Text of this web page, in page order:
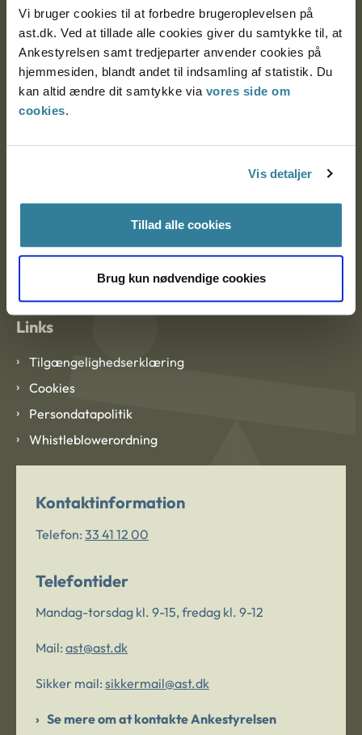
Vi bruger cookies til at forbedre brugeroplevelsen på
ast.dk. Ved at tillade alle cookies giver du samtykke til, at
Ankestyrelsen samt tredjeparter anvender cookies på
hjemmesiden, blandt andet til indsamling af statistik. Du
kan altid ændre dit samtykke via vores side om
cookies.
Vis detaljer
Tillad alle cookies
Brug kun nødvendige cookies
Ankestyrelsen Aalborg
Ankestyrelsen København
Om Ankestyrelsen
Om Ankestyrelsen
Blanketter og kontaktformularer
Links
Tilgængelighedserklæring
Cookies
Persondatapolitik
Whistleblowerordning
Kontaktinformation
Telefon: 33 41 12 00
Telefontider
Mandag-torsdag kl. 9-15, fredag kl. 9-12
Mail: ast@ast.dk
Sikker mail: sikkermail@ast.dk
Se mere om at kontakte Ankestyrelsen